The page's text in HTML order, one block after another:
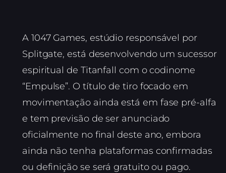
A 1047 Games, estúdio responsável por
Splitgate, está desenvolvendo um sucessor
espiritual de Titanfall com o codinome
“Empulse”. O título de tiro focado em
movimentação ainda está em fase pré-alfa
e tem previsão de ser anunciado
oficialmente no final deste ano, embora
ainda não tenha plataformas confirmadas
ou definição se será gratuito ou pago.